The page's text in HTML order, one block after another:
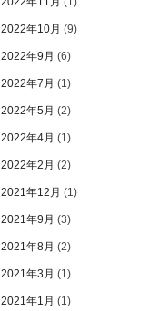
2022年10月 (9)
2022年9月 (6)
2022年7月 (1)
2022年5月 (2)
2022年4月 (1)
2022年2月 (2)
2021年12月 (1)
2021年9月 (3)
2021年8月 (2)
2021年3月 (1)
2021年1月 (1)